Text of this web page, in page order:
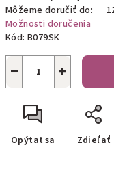
Môžeme doručiť do:
Možnosti doručenia
Kód: B079SK
+
−
Opýtať sa Zdieľať